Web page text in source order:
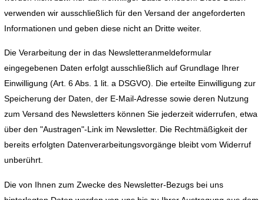
verwenden wir ausschließlich für den Versand der angeforderten
Informationen und geben diese nicht an Dritte weiter.
Die Verarbeitung der in das Newsletteranmeldeformular
eingegebenen Daten erfolgt ausschließlich auf Grundlage Ihrer
Einwilligung (Art. 6 Abs. 1 lit. a DSGVO). Die erteilte Einwilligung zur
Speicherung der Daten, der E-Mail-Adresse sowie deren Nutzung
zum Versand des Newsletters können Sie jederzeit widerrufen, etwa
über den "Austragen"-Link im Newsletter. Die Rechtmäßigkeit der
bereits erfolgten Datenverarbeitungsvorgänge bleibt vom Widerruf
unberührt.
Die von Ihnen zum Zwecke des Newsletter-Bezugs bei uns